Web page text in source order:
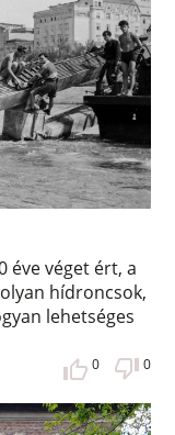
éve véget ért, a
hídroncsok,
lehetséges
0 0